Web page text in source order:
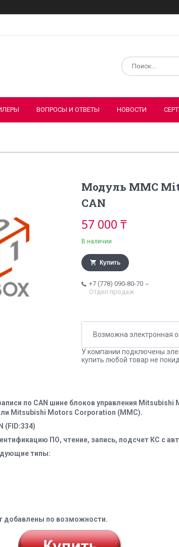
ВОПРОСЫ И ОТВЕТЫ НОВОСТИ
Модуль MMC
CAN
57 000 ₸
В наличии
Купить
+7 (778) 090-80-70
Отдел продаж
У компании подключены
купить любой товар не
по CAN шине блоков управления Mitsubishi
Mitsubishi Motors Corporation (MMC).
(FID:334)
ПО, чтение, запись, подсчет КС с
типы:
добавлены по возможности.